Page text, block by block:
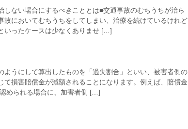
しない場合にするべきこととは■交通事故のむちうちが治ら
故においてむちうちをしてしまい、治療を続けているけれど
いったケースは少なくありませ […]
ようにして算出したものを「過失割合」といい、被害者側の
て損害賠償金が減額されることになります。例えば、賠償金
められる場合に、加害者側 […]